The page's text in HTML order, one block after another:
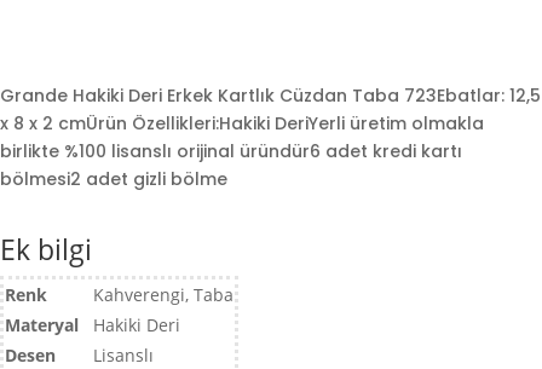
Grande Hakiki Deri Erkek Kartlık Cüzdan Taba 723Ebatlar: 12,5
x 8 x 2 cmÜrün Özellikleri:Hakiki DeriYerli üretim olmakla
birlikte %100 lisanslı orijinal üründür6 adet kredi kartı
bölmesi2 adet gizli bölme
Ek bilgi
Renk
Kahverengi, Taba
Materyal
Hakiki Deri
Desen
Lisanslı